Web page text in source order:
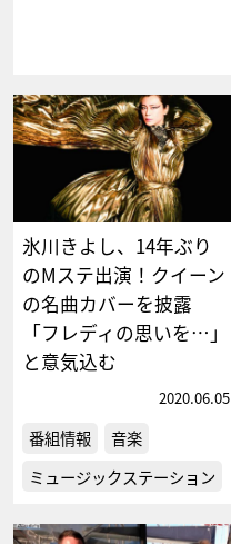
氷川きよし、14年ぶり
のMステ出演！クイーン
の名曲カバーを披露
「フレディの思いを…」
と意気込む
2020.06.05
番組情報
音楽
ミュージックステーション